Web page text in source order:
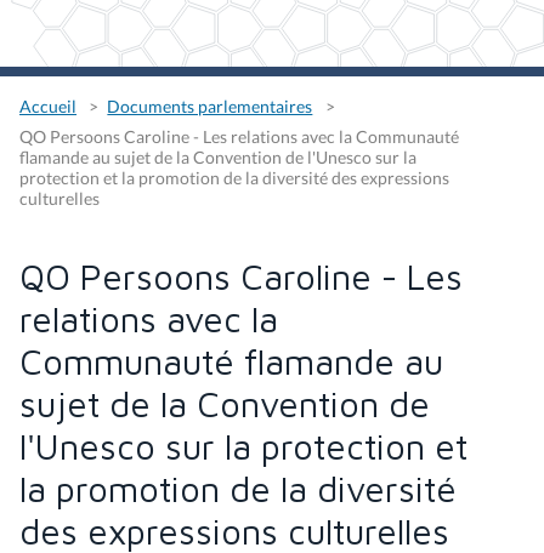
Accueil
Documents parlementaires
QO Persoons Caroline - Les relations avec la Communauté
flamande au sujet de la Convention de l'Unesco sur la
protection et la promotion de la diversité des expressions
culturelles
QO Persoons Caroline - Les
relations avec la
Communauté flamande au
sujet de la Convention de
l'Unesco sur la protection et
la promotion de la diversité
des expressions culturelles